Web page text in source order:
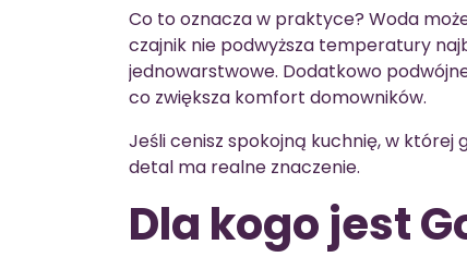
Co to oznacza w praktyce? Woda
czajnik nie podwyższa temperatury
jednowarstwowe. Dodatkowo
co zwiększa komfort domowników.
Jeśli cenisz spokojną kuchnię, w
detal ma realne znaczenie.
Dla kogo jest